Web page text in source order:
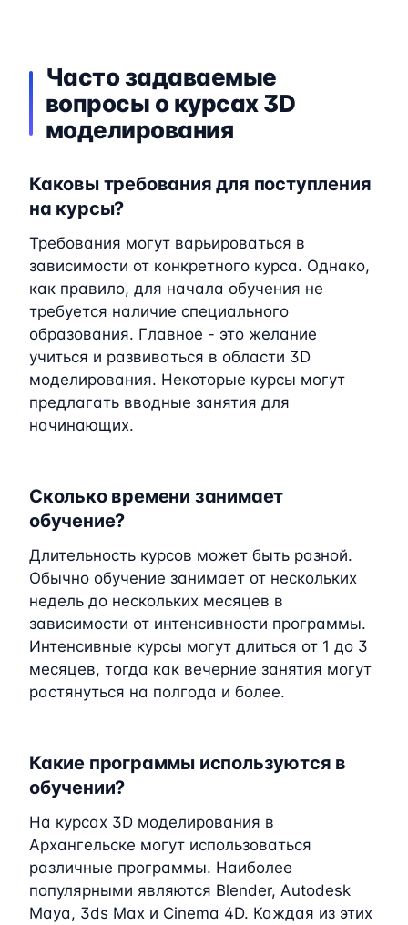
Часто задаваемые
вопросы о курсах 3D
моделирования
Каковы требования для поступления
на курсы?
Требования могут варьироваться в
зависимости от конкретного курса. Однако,
как правило, для начала обучения не
требуется наличие специального
образования. Главное - это желание
учиться и развиваться в области 3D
моделирования. Некоторые курсы могут
предлагать вводные занятия для
начинающих.
Сколько времени занимает
обучение?
Длительность курсов может быть разной.
Обычно обучение занимает от нескольких
недель до нескольких месяцев в
зависимости от интенсивности программы.
Интенсивные курсы могут длиться от 1 до 3
месяцев, тогда как вечерние занятия могут
растянуться на полгода и более.
Какие программы используются в
обучении?
На курсах 3D моделирования в
Архангельске могут использоваться
различные программы. Наиболее
популярными являются Blender, Autodesk
Maya, 3ds Max и Cinema 4D. Каждая из этих